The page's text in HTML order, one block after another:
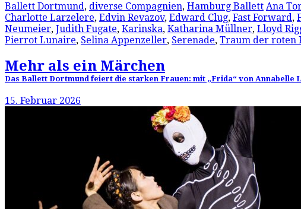
Ballett Dortmund, diverse Compagnien, Hamburg Ballett Ana
Charlotte Larzelere, Edvin Revazov, Edward Clug, Fast Forward,
Neumeier, Judith Fugate, Karinska, Katharina Müllner, Lloyd
Pierrot Lunaire, Selina Appenzeller, Serenade, Traum der roten
Mehr als ein Märchen
Das Ballett Dortmund feiert die starken Frauen: mit „Frida“ von Annabelle
15. Februar 2026